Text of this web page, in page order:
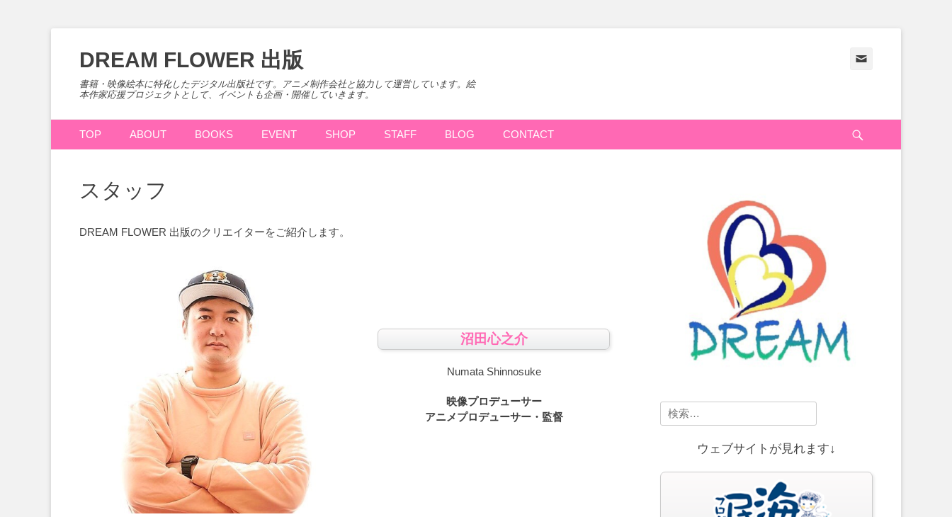
DREAM FLOWER 出版
書籍・映像絵本に特化したデジタル出版社です。アニメ制作会社と協力して運営しています。絵
本作家応援プロジェクトとして、イベントも企画・開催していきます。
メインメニュー
TOP ABOUT BOOKS EVENT SHOP STAFF BLOG CONTACT
スタッフ
DREAM FLOWER 出版のクリエイターをご紹介します。
沼田心之介
Numata Shinnosuke
映像プロデューサー
アニメプロデューサー・監督
検
索:
ウェブサイトが見れます↓